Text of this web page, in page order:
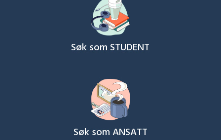
Søk som STUDENT
Søk som ANSATT